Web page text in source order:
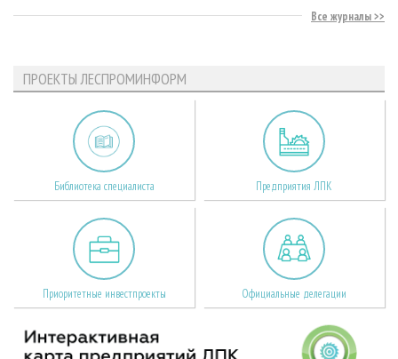
Все журналы
ПРОЕКТЫ ЛЕСПРОМИНФОРМ
Библиотека специалиста Предприятия ЛПК
Приоритетные инвестпроекты Официальные делегации